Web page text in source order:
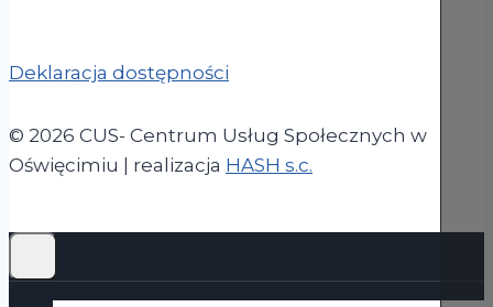
Deklaracja dostępności
© 2026 CUS- Centrum Usług Społecznych w
Oświęcimiu | realizacja HASH s.c.